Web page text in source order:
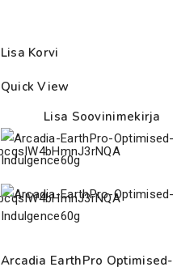
Lisa Korvi
Quick View
Lisa Soovinimekirja
Arcadia EarthPro Optimised-